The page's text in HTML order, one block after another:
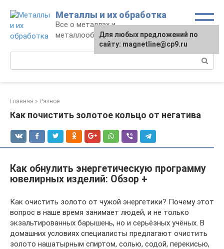
контенту
Металлы и их обработка
Все о металлах и
металлообработке
Главная » Разное
Как почистить золотое кольцо от негатива
Как обнулить энергетическую программу
ювелирных изделий: Обзор +
Как очистить золото от чужой энергетики? Почему этот
вопрос в наше время занимает людей, и не только
экзальтированных барышень, но и серьёзных учёных. В
домашних условиях специалисты предлагают очистить
золото нашатырным спиртом, солью, содой, перекисью,
Для любых предложений по
сайту: [email protected]
Для любых предложений по
сайту: magnetline@cp9.ru